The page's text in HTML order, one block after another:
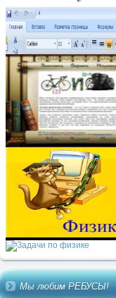
Мы любим РЕБУСЫ!